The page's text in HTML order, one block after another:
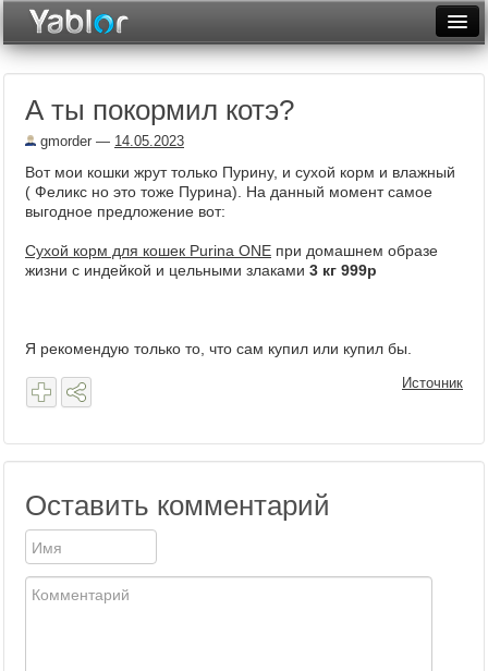
Неделя
Рейтинги
А ты покормил котэ?
gmorder — 14.05.2023
Вот мои кошки жрут только Пурину, и сухой корм и влажный
( Феликс но это тоже Пурина). На данный момент самое
выгодное предложение вот:
Сухой корм для кошек Purina ONE при домашнем образе
жизни с индейкой и цельными злаками 3 кг 999р
Я рекомендую только то, что сам купил или купил бы.
Источник
Оставить комментарий